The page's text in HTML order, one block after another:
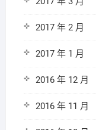
2017 年 2 月
2017 年 1 月
2016 年 12 月
2016 年 11 月